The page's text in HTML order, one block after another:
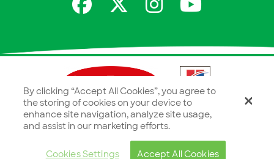
By clicking “Accept All Cookies”, you agree to
the storing of cookies on your device to
enhance site navigation, analyze site usage,
and assist in our marketing efforts.
Cookies Settings Accept All Cookies